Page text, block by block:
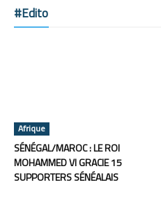
#Edito
Afrique
SÉNÉGAL/MAROC : LE ROI
MOHAMMED VI GRACIE 15
SUPPORTERS SÉNÉALAIS